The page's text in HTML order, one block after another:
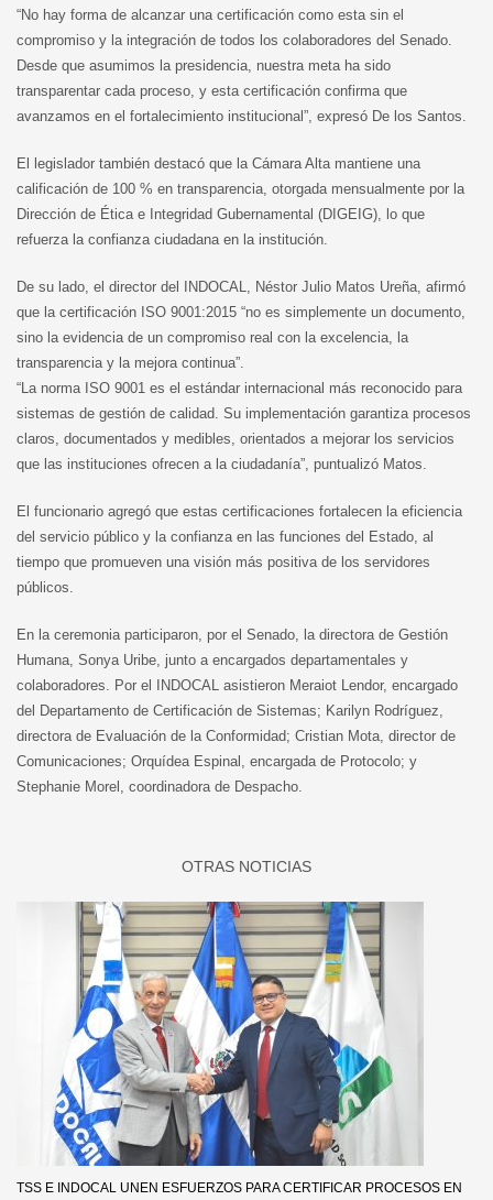
“No hay forma de alcanzar una certificación como esta sin el
compromiso y la integración de todos los colaboradores del Senado.
Desde que asumimos la presidencia, nuestra meta ha sido
transparentar cada proceso, y esta certificación confirma que
avanzamos en el fortalecimiento institucional”, expresó De los Santos.
El legislador también destacó que la Cámara Alta mantiene una
calificación de 100 % en transparencia, otorgada mensualmente por la
Dirección de Ética e Integridad Gubernamental (DIGEIG), lo que
refuerza la confianza ciudadana en la institución.
De su lado, el director del INDOCAL, Néstor Julio Matos Ureña, afirmó
que la certificación ISO 9001:2015 “no es simplemente un documento,
sino la evidencia de un compromiso real con la excelencia, la
transparencia y la mejora continua”.
“La norma ISO 9001 es el estándar internacional más reconocido para
sistemas de gestión de calidad. Su implementación garantiza procesos
claros, documentados y medibles, orientados a mejorar los servicios
que las instituciones ofrecen a la ciudadanía”, puntualizó Matos.
El funcionario agregó que estas certificaciones fortalecen la eficiencia
del servicio público y la confianza en las funciones del Estado, al
tiempo que promueven una visión más positiva de los servidores
públicos.
En la ceremonia participaron, por el Senado, la directora de Gestión
Humana, Sonya Uribe, junto a encargados departamentales y
colaboradores. Por el INDOCAL asistieron Meraiot Lendor, encargado
del Departamento de Certificación de Sistemas; Karilyn Rodríguez,
directora de Evaluación de la Conformidad; Cristian Mota, director de
Comunicaciones; Orquídea Espinal, encargada de Protocolo; y
Stephanie Morel, coordinadora de Despacho.
TSS E INDOCAL UNEN ESFUERZOS PARA CERTIFICAR PROCESOS EN